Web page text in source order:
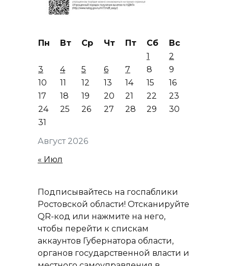
Август 2026
Пн Вт Ср Чт Пт Сб
Вс
1
2
3
4 5 6 7 8
9
10
11 12 13 14 15
16
17
18 19 20 21 22
23
24
25 26 27 28 29
30
31
« Июл
Подписывайтесь на госпаблики
Ростовской области! Отсканируйте
QR-код или нажмите на него,
чтобы перейти к спискам
аккаунтов Губернатора области,
органов государственной власти и